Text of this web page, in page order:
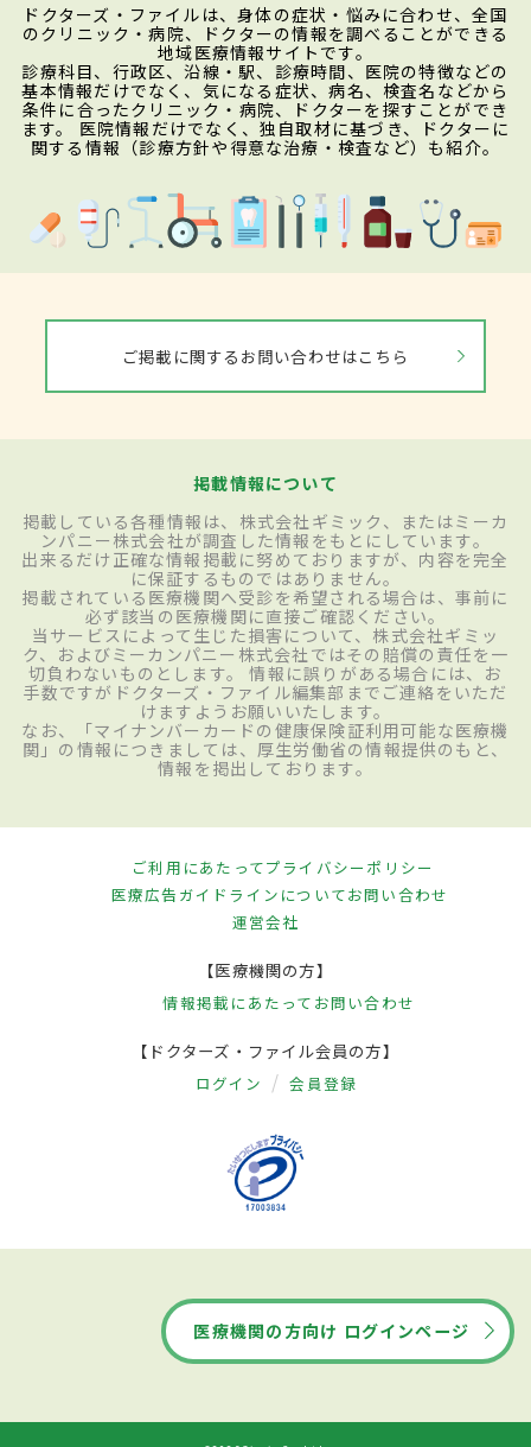
ドクターズ・ファイルは、身体の症状・悩みに合わせ、全国
のクリニック・病院、ドクターの情報を調べることができる
地域医療情報サイトです。
診療科目、行政区、沿線・駅、診療時間、医院の特徴などの
基本情報だけでなく、気になる症状、病名、検査名などから
条件に合ったクリニック・病院、ドクターを探すことができ
ます。 医院情報だけでなく、独自取材に基づき、ドクターに
関する情報（診療方針や得意な治療・検査など）も紹介。
ご掲載に関するお問い合わせはこちら
掲載情報について
掲載している各種情報は、株式会社ギミック、またはミーカ
ンパニー株式会社が調査した情報をもとにしています。
出来るだけ正確な情報掲載に努めておりますが、内容を完全
に保証するものではありません。
掲載されている医療機関へ受診を希望される場合は、事前に
必ず該当の医療機関に直接ご確認ください。
当サービスによって生じた損害について、株式会社ギミッ
ク、およびミーカンパニー株式会社ではその賠償の責任を一
切負わないものとします。 情報に誤りがある場合には、お
手数ですがドクターズ・ファイル編集部までご連絡をいただ
けますようお願いいたします。
なお、「マイナンバーカードの健康保険証利用可能な医療機
関」の情報につきましては、厚生労働省の情報提供のもと、
情報を掲出しております。
ご利用にあたってプライバシーポリシー
医療広告ガイドラインについてお問い合わせ
運営会社
【医療機関の方】
情報掲載にあたって お問い合わせ
【ドクターズ・ファイル会員の方】
ログイン 会員登録
医療機関の方向け ログインページ